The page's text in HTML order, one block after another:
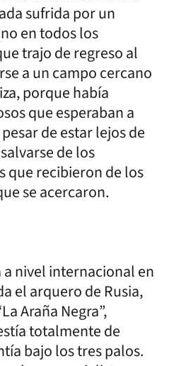
sufrida por un
en todos los
trajo de regreso al
a un campo cercano
porque había
que esperaban a
de estar lejos de
de los
que recibieron de los
se acercaron.
a nivel internacional en
el arquero de Rusia,
Araña Negra”,
totalmente de
bajo los tres palos.